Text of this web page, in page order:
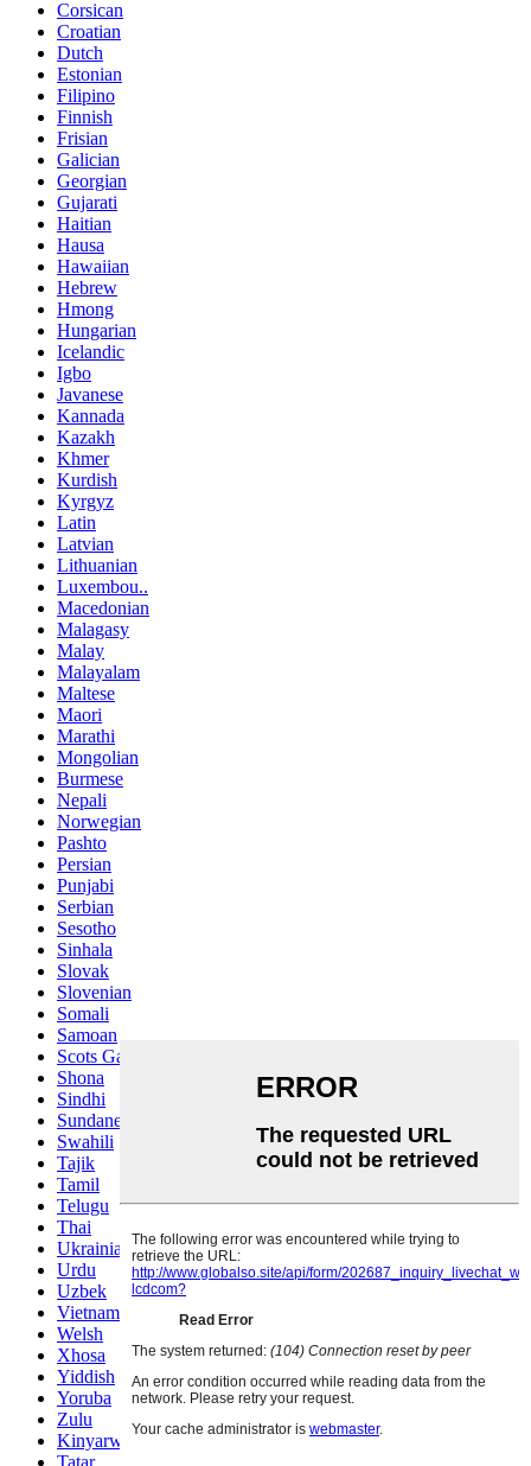
Corsican
Croatian
Dutch
Estonian
Filipino
Finnish
Frisian
Galician
Georgian
Gujarati
Haitian
Hausa
Hawaiian
Hebrew
Hmong
Hungarian
Icelandic
Igbo
Javanese
Kannada
Kazakh
Khmer
Kurdish
Kyrgyz
Latin
Latvian
Lithuanian
Luxembou..
Macedonian
Malagasy
Malay
Malayalam
Maltese
Maori
Marathi
Mongolian
Burmese
Nepali
Norwegian
Pashto
Persian
Punjabi
Serbian
Sesotho
Sinhala
Slovak
Slovenian
Somali
Samoan
Scots Gaelic
Shona
Sindhi
Sundanese
Swahili
Tajik
Tamil
Telugu
Thai
Ukrainian
Urdu
Uzbek
Vietnamese
Welsh
Xhosa
Yiddish
Yoruba
Zulu
Kinyarwanda
Tatar